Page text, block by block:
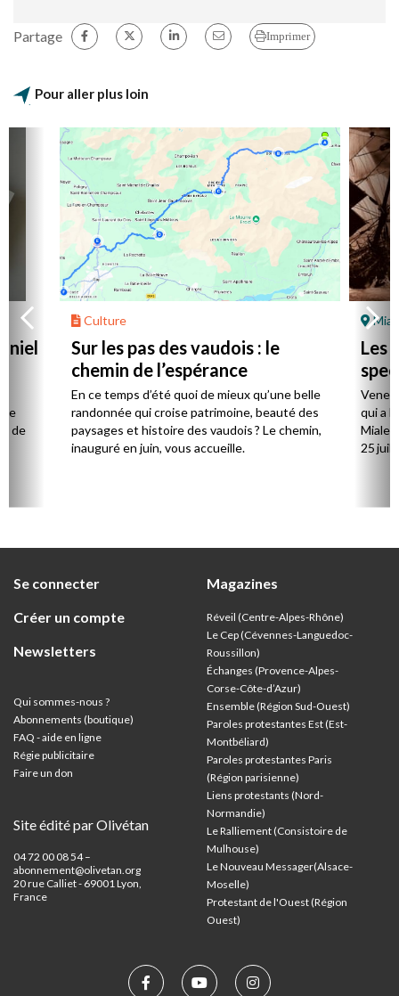
Partage Imprimer
Pour aller plus loin
de
Culture
Sur les pas des vaudois : le
chemin de l’espérance
En ce temps d’été quoi de mieux qu’une belle
randonnée qui croise patrimoine, beauté des
paysages et histoire des vaudois ? Le chemin,
inauguré en juin, vous accueille.
Les
qui a
25
Se connecter
Créer un compte
Newsletters
Qui sommes-nous ?
Abonnements (boutique)
FAQ - aide en ligne
Régie publicitaire
Faire un don
Site édité par Olivétan
04 72 00 08 54 –
abonnement@olivetan.org
20 rue Calliet - 69001 Lyon,
France
Magazines
Réveil (Centre-Alpes-Rhône)
Le Cep (Cévennes-Languedoc-
Roussillon)
Échanges (Provence-Alpes-
Corse-Côte-d’Azur)
Ensemble (Région Sud-Ouest)
Paroles protestantes Est (Est-
Montbéliard)
Paroles protestantes Paris
(Région parisienne)
Liens protestants (Nord-
Normandie)
Le Ralliement (Consistoire de
Mulhouse)
Le Nouveau Messager(Alsace-
Moselle)
Protestant de l'Ouest (Région
Ouest)